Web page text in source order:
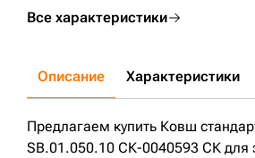
Все характеристики
Описание Характеристики
Предлагаем купить Ковш
SB.01.050.10 СК-0040593 СК для